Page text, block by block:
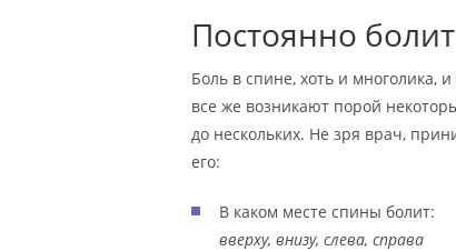
Постоянно
Боль в спине, хоть и многолика,
все же возникают порой
до нескольких. Не зря врач,
его:
В каком месте спины болит:
вверху, внизу, слева, справа